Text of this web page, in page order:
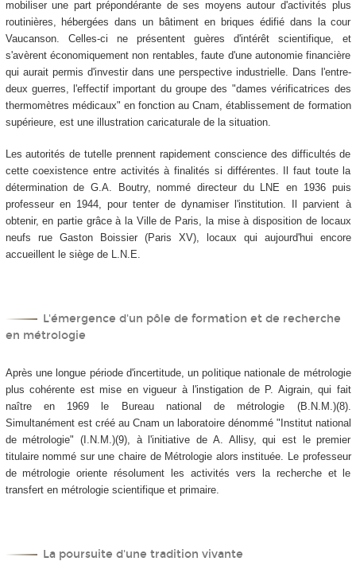
mobiliser une part prépondérante de ses moyens autour d'activités plus
routinières, hébergées dans un bâtiment en briques édifié dans la cour
Vaucanson. Celles-ci ne présentent guères d'intérêt scientifique, et
s'avèrent économiquement non rentables, faute d'une autonomie financière
qui aurait permis d'investir dans une perspective industrielle. Dans l'entre-
deux guerres, l'effectif important du groupe des "dames vérificatrices des
thermomètres médicaux" en fonction au Cnam, établissement de formation
supérieure, est une illustration caricaturale de la situation.
Les autorités de tutelle prennent rapidement conscience des difficultés de
cette coexistence entre activités à finalités si différentes. Il faut toute la
détermination de G.A. Boutry, nommé directeur du LNE en 1936 puis
professeur en 1944, pour tenter de dynamiser l'institution. Il parvient à
obtenir, en partie grâce à la Ville de Paris, la mise à disposition de locaux
neufs rue Gaston Boissier (Paris XV), locaux qui aujourd'hui encore
accueillent le siège de L.N.E.
L'émergence d'un pôle de formation et de recherche
en métrologie
Après une longue période d'incertitude, un politique nationale de métrologie
plus cohérente est mise en vigueur à l'instigation de P. Aigrain, qui fait
naître en 1969 le Bureau national de métrologie (B.N.M.)(8).
Simultanément est créé au Cnam un laboratoire dénommé "Institut national
de métrologie" (I.N.M.)(9), à l'initiative de A. Allisy, qui est le premier
titulaire nommé sur une chaire de Métrologie alors instituée. Le professeur
de métrologie oriente résolument les activités vers la recherche et le
transfert en métrologie scientifique et primaire.
La poursuite d'une tradition vivante